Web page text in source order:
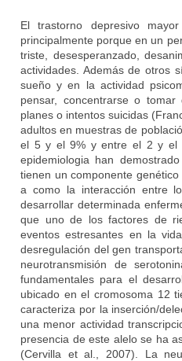
El trastorno depresivo
principalmente porque en un
triste, desesperanzado,
actividades. Además de otros
sueño y en la actividad
pensar, concentrarse o tomar
planes o intentos suicidas
adultos en muestras de
el 5 y el 9% y entre el 2 y el
epidemiologia han
tienen un componente
a como la interacción entre
desarrollar determinada
que uno de los factores de
eventos estresantes en la
desregulación del gen
neurotransmisión de
fundamentales para el
ubicado en el cromosoma 12
caracteriza por la inserción/
una menor actividad
presencia de este alelo se ha
(Cervilla et al., 2007). La